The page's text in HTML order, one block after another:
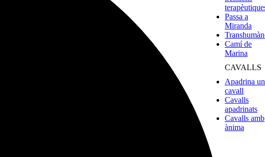
Passa a
Miranda
Camí de
Marina
CAVALLS
Apadrina un
cavall
Cavalls
apadrinats
Cavalls amb
ànima